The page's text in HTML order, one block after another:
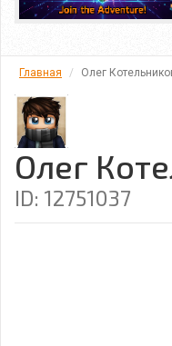
Главная Олег
Олег
ID: 12751037